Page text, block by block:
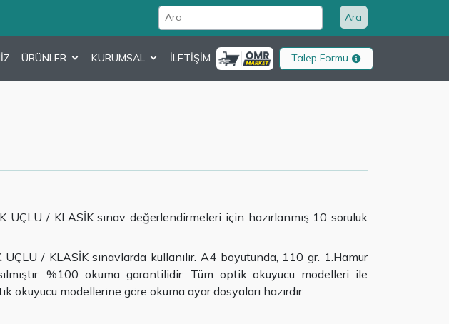
Ara
ÜRÜNLER KURUMSAL İLETİŞİM Talep Formu
UÇLU / KLASİK sınav değerlendirmeleri için hazırlanmış 10 soruluk
/ KLASİK sınavlarda kullanılır. A4 boyutunda, 110 gr. 1.Hamur
%100 okuma garantilidir. Tüm optik okuyucu modelleri ile
okuyucu modellerine göre okuma ayar dosyaları hazırdır.